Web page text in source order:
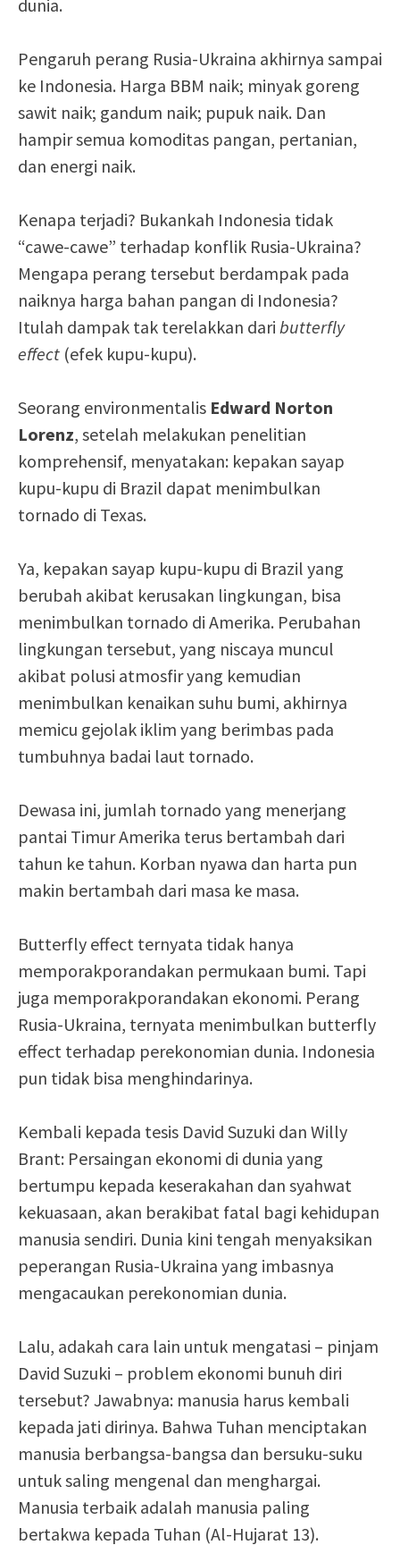
dunia.
Pengaruh perang Rusia-Ukraina akhirnya sampai
ke Indonesia. Harga BBM naik; minyak goreng
sawit naik; gandum naik; pupuk naik. Dan
hampir semua komoditas pangan, pertanian,
dan energi naik.
Kenapa terjadi? Bukankah Indonesia tidak
“cawe-cawe” terhadap konflik Rusia-Ukraina?
Mengapa perang tersebut berdampak pada
naiknya harga bahan pangan di Indonesia?
Itulah dampak tak terelakkan dari butterfly
effect (efek kupu-kupu).
Seorang environmentalis Edward Norton
Lorenz, setelah melakukan penelitian
komprehensif, menyatakan: kepakan sayap
kupu-kupu di Brazil dapat menimbulkan
tornado di Texas.
Ya, kepakan sayap kupu-kupu di Brazil yang
berubah akibat kerusakan lingkungan, bisa
menimbulkan tornado di Amerika. Perubahan
lingkungan tersebut, yang niscaya muncul
akibat polusi atmosfir yang kemudian
menimbulkan kenaikan suhu bumi, akhirnya
memicu gejolak iklim yang berimbas pada
tumbuhnya badai laut tornado.
Dewasa ini, jumlah tornado yang menerjang
pantai Timur Amerika terus bertambah dari
tahun ke tahun. Korban nyawa dan harta pun
makin bertambah dari masa ke masa.
Butterfly effect ternyata tidak hanya
memporakporandakan permukaan bumi. Tapi
juga memporakporandakan ekonomi. Perang
Rusia-Ukraina, ternyata menimbulkan butterfly
effect terhadap perekonomian dunia. Indonesia
pun tidak bisa menghindarinya.
Kembali kepada tesis David Suzuki dan Willy
Brant: Persaingan ekonomi di dunia yang
bertumpu kepada keserakahan dan syahwat
kekuasaan, akan berakibat fatal bagi kehidupan
manusia sendiri. Dunia kini tengah menyaksikan
peperangan Rusia-Ukraina yang imbasnya
mengacaukan perekonomian dunia.
Lalu, adakah cara lain untuk mengatasi – pinjam
David Suzuki – problem ekonomi bunuh diri
tersebut? Jawabnya: manusia harus kembali
kepada jati dirinya. Bahwa Tuhan menciptakan
manusia berbangsa-bangsa dan bersuku-suku
untuk saling mengenal dan menghargai.
Manusia terbaik adalah manusia paling
bertakwa kepada Tuhan (Al-Hujarat 13).